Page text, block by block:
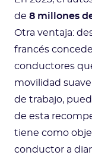
de 8 millones
Otra ventaja:
francés concede
conductores
movilidad
de trabajo,
de esta
tiene como
conductor a